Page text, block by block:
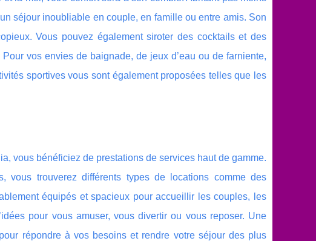
séjour inoubliable en couple, en famille ou entre amis. Son
Vous pouvez également siroter des cocktails et des
vos envies de baignade, de jeux d’eau ou de farniente,
sportives vous sont également proposées telles que les
vous bénéficiez de prestations de services haut de gamme.
vous trouverez différents types de locations comme des
équipés et spacieux pour accueillir les couples, les
pour vous amuser, vous divertir ou vous reposer. Une
répondre à vos besoins et rendre votre séjour des plus